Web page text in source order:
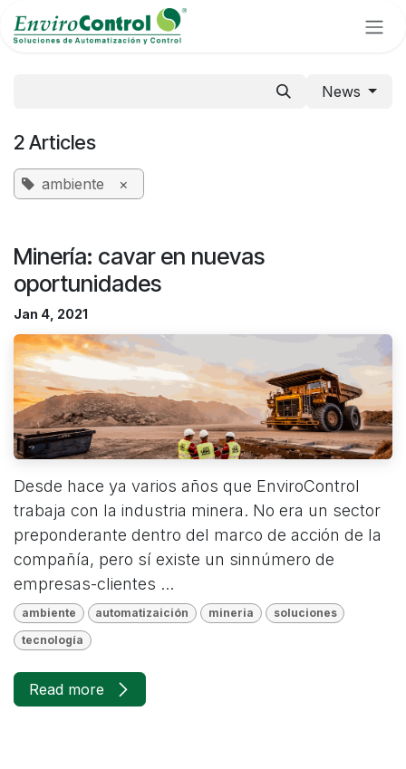
Skip to Content
News
2 Articles
ambiente ×
Minería: cavar en nuevas
oportunidades
Jan 4, 2021
Desde hace ya varios años que EnviroControl
trabaja con la industria minera. No era un sector
preponderante dentro del marco de acción de la
compañía, pero sí existe un sinnúmero de
empresas-clientes ...
ambiente automatizaición mineria soluciones
tecnología
Read more